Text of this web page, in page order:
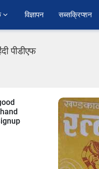
विज्ञापन सब्सक्रिप्शन
पीडीएफ